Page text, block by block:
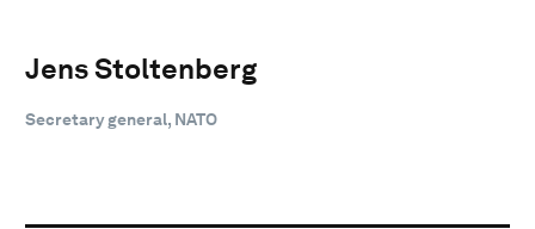
Jens Stoltenberg
Secretary general, NATO